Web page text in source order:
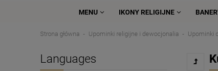
MENU IKONY RELIGIJNE
Strona główna Upominki religijne i dewocjonalia Upominki
Languages